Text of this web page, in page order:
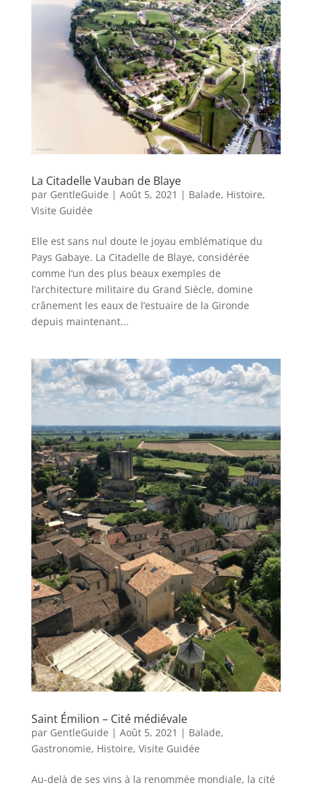
La Citadelle Vauban de Blaye
par GentleGuide | Août 5, 2021 | Balade, Histoire,
Visite Guidée
Elle est sans nul doute le joyau emblématique du
Pays Gabaye. La Citadelle de Blaye, considérée
comme l’un des plus beaux exemples de
l’architecture militaire du Grand Siècle, domine
crânement les eaux de l’estuaire de la Gironde
depuis maintenant...
Saint Émilion – Cité médiévale
par GentleGuide | Août 5, 2021 | Balade,
Gastronomie, Histoire, Visite Guidée
Au-delà de ses vins à la renommée mondiale, la cité